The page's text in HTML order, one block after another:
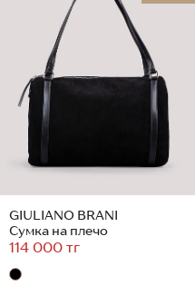
GIULIANO BRANI
Сумка на плечо
114 000 тг